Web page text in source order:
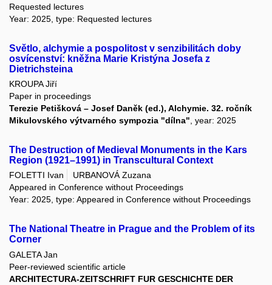
Requested lectures
Year: 2025, type: Requested lectures
Světlo, alchymie a pospolitost v senzibilitách doby
osvícenství: kněžna Marie Kristýna Josefa z
Dietrichsteina
KROUPA Jiří
Paper in proceedings
Terezie Petišková – Josef Daněk (ed.), Alchymie. 32. ročník
Mikulovského výtvarného sympozia "dílna" , year: 2025
The Destruction of Medieval Monuments in the Kars
Region (1921–1991) in Transcultural Context
FOLETTI Ivan
URBANOVÁ Zuzana
Appeared in Conference without Proceedings
Year: 2025, type: Appeared in Conference without Proceedings
The National Theatre in Prague and the Problem of its
Corner
GALETA Jan
Peer-reviewed scientific article
ARCHITECTURA-ZEITSCHRIFT FUR GESCHICHTE DER